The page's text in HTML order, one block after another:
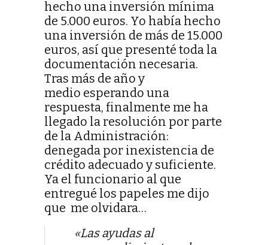
hecho una inversión mínima
de 5.000 euros. Yo había hecho
una inversión de más de 15.000
euros, así que presenté toda la
documentación necesaria.
Tras más de año y
medio esperando una
respuesta, finalmente me ha
llegado la resolución por parte
de la Administración:
denegada por inexistencia de
crédito adecuado y suficiente.
Ya el funcionario al que
entregué los papeles me dijo
que me olvidara…
«Las ayudas al